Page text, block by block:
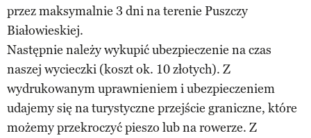
przez maksymalnie 3 dni na terenie Puszczy
Białowieskiej.
Następnie należy wykupić ubezpieczenie na czas
naszej wycieczki (koszt ok. 10 złotych). Z
wydrukowanym uprawnieniem i ubezpieczeniem
udajemy się na turystyczne przejście graniczne, które
możemy przekroczyć pieszo lub na rowerze. Z